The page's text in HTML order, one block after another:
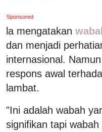
Sponsored
la mengatakan
dan menjadi
internasional.
respons awal
lambat.
"Ini adalah wabah
signifikan tapi